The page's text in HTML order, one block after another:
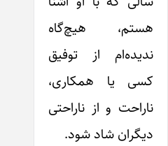
هستم، هیچ‌گاه
ندیده‌ام از توفیق
کسی یا همکاری،
ناراحت و از ناراحتی
دیگران شاد شود.